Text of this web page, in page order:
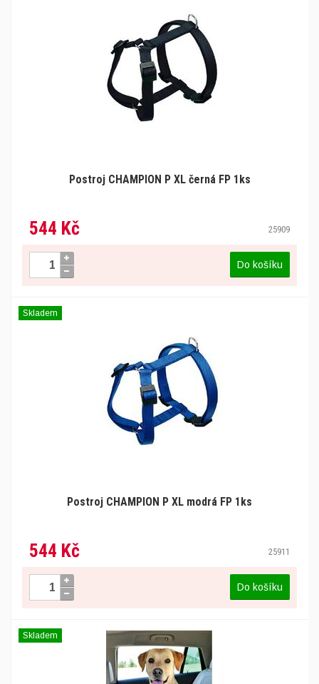
Postroj CHAMPION P XL černá FP 1ks
544 Kč 25909
Do košíku
Postroj CHAMPION P XL modrá FP 1ks
544 Kč 25911
Skladem
Do košíku
Skladem